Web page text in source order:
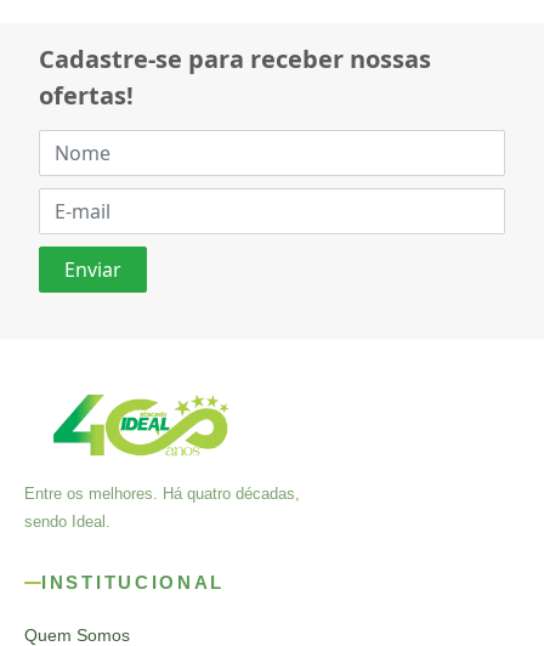
Cadastre-se para receber nossas
ofertas!
Entre os melhores. Há quatro décadas,
sendo Ideal.
INSTITUCIONAL
Quem Somos